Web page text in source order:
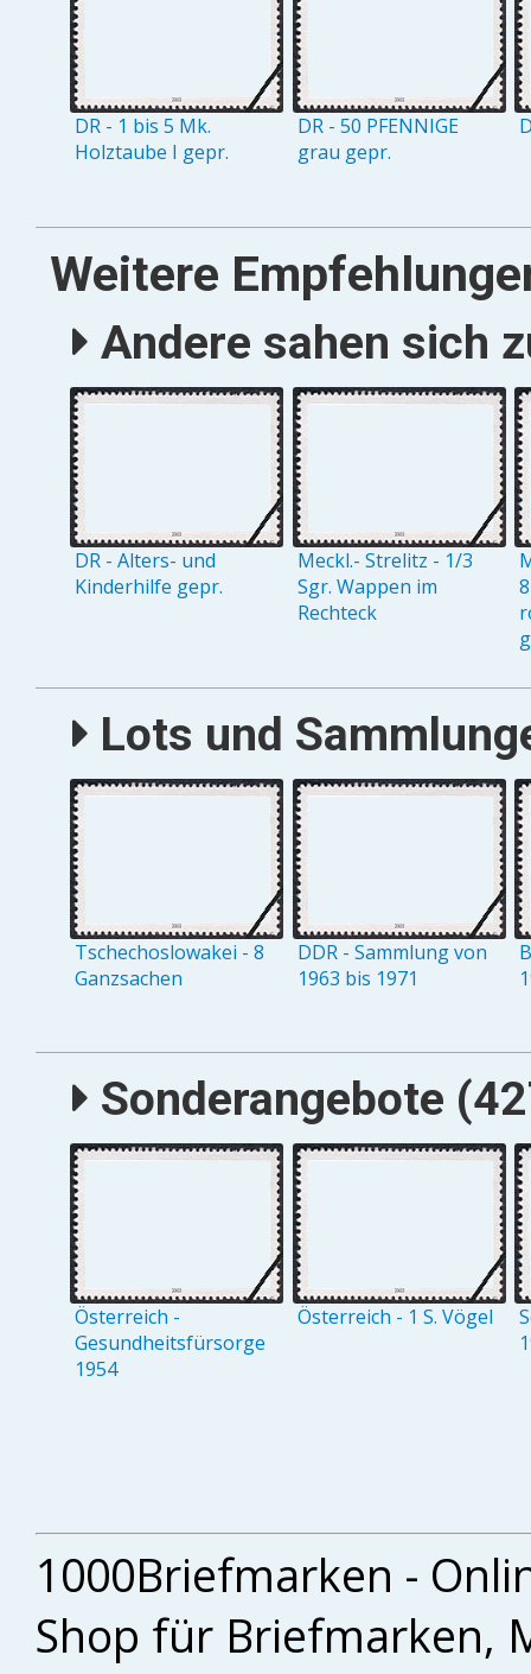
DR - 1 bis 5 Mk.
Holztaube I gepr.
DR - 50 PFENNIGE
grau gepr.
Weitere
Andere sahen sich
DR - Alters- und
Kinderhilfe gepr.
Meckl.- Strelitz - 1/3
Sgr. Wappen im
Rechteck
Lots und
Tschechoslowakei - 8
Ganzsachen
DDR - Sammlung von
1963 bis 1971
Sonderangebote
Österreich -
Gesundheitsfürsorge
1954
Österreich - 1 S. Vögel
1000Briefmarken -
Shop für Briefmarken,